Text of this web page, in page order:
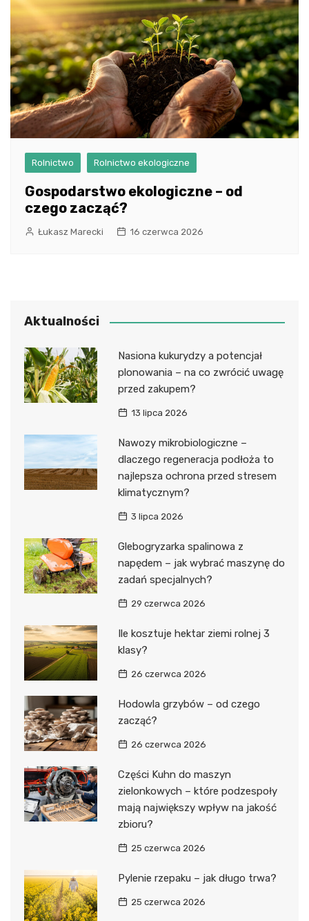
Rolnictwo Rolnictwo ekologiczne
Gospodarstwo ekologiczne – od
czego zacząć?
Łukasz Marecki 16 czerwca 2026
Aktualności
Nasiona kukurydzy a potencjał
plonowania – na co zwrócić uwagę
przed zakupem?
13 lipca 2026
Nawozy mikrobiologiczne –
dlaczego regeneracja podłoża to
najlepsza ochrona przed stresem
klimatycznym?
3 lipca 2026
Glebogryzarka spalinowa z
napędem – jak wybrać maszynę do
zadań specjalnych?
29 czerwca 2026
Ile kosztuje hektar ziemi rolnej 3
klasy?
26 czerwca 2026
Hodowla grzybów – od czego
zacząć?
26 czerwca 2026
Części Kuhn do maszyn
zielonkowych – które podzespoły
mają największy wpływ na jakość
zbioru?
25 czerwca 2026
Pylenie rzepaku – jak długo trwa?
25 czerwca 2026